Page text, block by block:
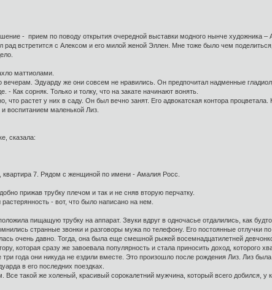
- прием по поводу открытия очередной выставки модного нынче художника
встретится с Алексом и его милой женой Эллен. Мне тоже было чем
маттиолами.
вечерам. Эдуарду же они совсем не нравились. Он предпочитал надменные
Как сорняк. Только и толку, что на закате начинают вонять.
растет у них в саду. Он был вечно занят. Его адвокатская контора
воспитанием маленькой Лиз.
сказала:
7. Рядом с женщиной по имени - Амалия Росс.
прижав трубку плечом и так и не сняв вторую перчатку.
- вот, что было написано на нем.
пищащую трубку на аппарат. Звуки вдруг в одночасье отдалились, как
странные звонки и разговоры мужа по телефону. Его постоянные отлучки
очень давно. Тогда, она была еще смешной рыжей восемнадцатилетней
которая сразу же завоевала популярность и стала приносить доход, которого
года они никуда не ездили вместе. Это произошло после рождения Лиз. Лиз
в его последних поездках.
такой же холеный, красивый сорокалетний мужчина, который всего добился, у